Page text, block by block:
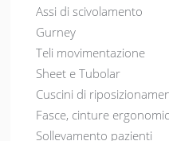
Assi di scivolamento
Gurney
Teli movimentazione
Sheet e Tubolar
Cuscini di
Fasce, cinture
Sollevamento pazienti